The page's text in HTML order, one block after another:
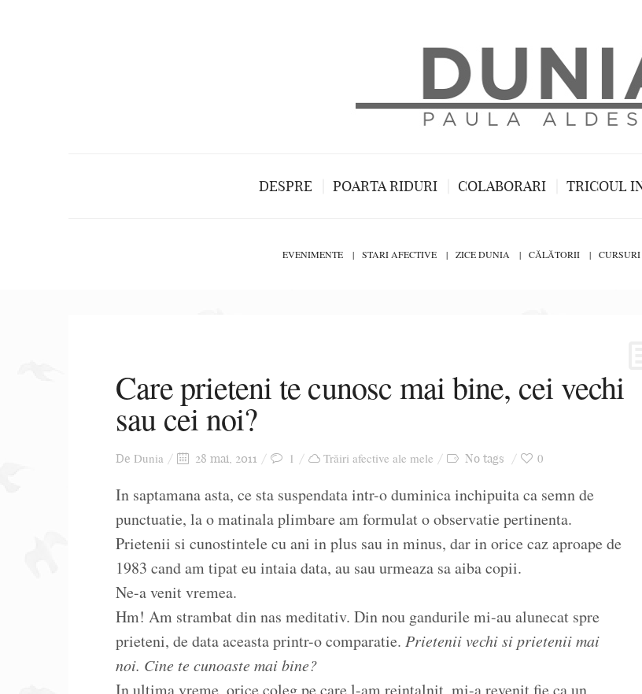
DESPRE POARTA RIDURI COLABORARI TRICOUL
EVENIMENTE STARI AFECTIVE ZICE DUNIA CĂLĂTORII
Care prieteni te cunosc mai bine, cei vechi
sau cei noi?
De Dunia 28 mai, 2011 1 Trăiri afective ale mele No tags 0
In saptamana asta, ce sta suspendata intr-o duminica inchipuita ca semn de
punctuatie, la o matinala plimbare am formulat o observatie pertinenta.
Prietenii si cunostintele cu ani in plus sau in minus, dar in orice caz aproape de
1983 cand am tipat eu intaia data, au sau urmeaza sa aiba copii.
Ne-a venit vremea.
Hm! Am strambat din nas meditativ. Din nou gandurile mi-au alunecat spre
prieteni, de data aceasta printr-o comparatie. Prietenii vechi si prietenii mai
noi. Cine te cunoaste mai bine?
In ultima vreme, orice coleg pe care l-am reintalnit, mi-a revenit fie ca un